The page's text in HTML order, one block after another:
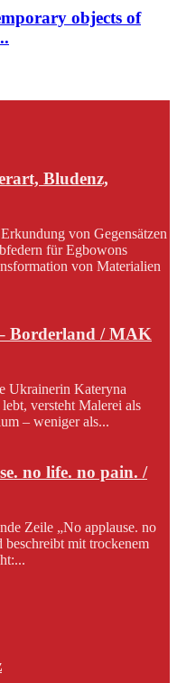
objects of
Bludenz,
von Gegensätzen
für Egbowons
von Materialien
Borderland / MAK
Ukrainerin Kateryna
versteht Malerei als
– weniger als...
no life. no pain. /
Zeile „No applause. no
beschreibt mit trockenem